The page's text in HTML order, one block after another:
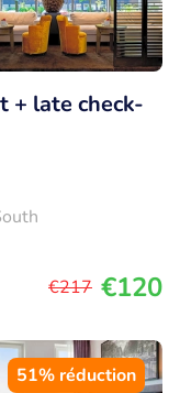
+ late check-
€217 €120
51% réduction